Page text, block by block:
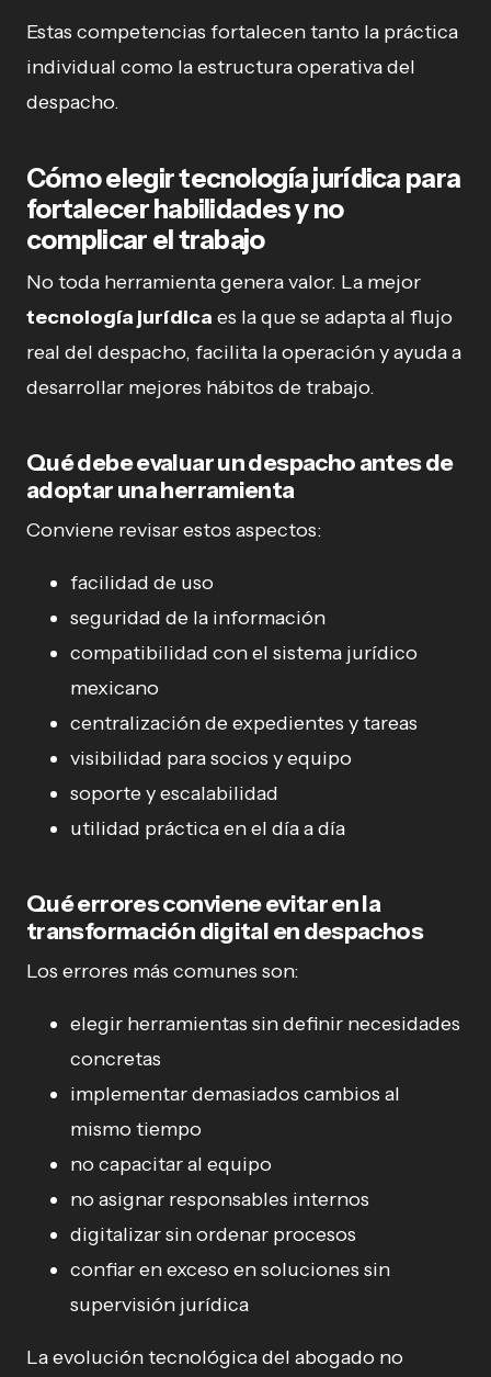
Estas competencias fortalecen tanto la práctica
individual como la estructura operativa del
despacho.
Cómo elegir tecnología jurídica para
fortalecer habilidades y no
complicar el trabajo
No toda herramienta genera valor. La mejor
tecnología jurídica es la que se adapta al flujo
real del despacho, facilita la operación y ayuda a
desarrollar mejores hábitos de trabajo.
Qué debe evaluar un despacho antes de
adoptar una herramienta
Conviene revisar estos aspectos:
facilidad de uso
seguridad de la información
compatibilidad con el sistema jurídico
mexicano
centralización de expedientes y tareas
visibilidad para socios y equipo
soporte y escalabilidad
utilidad práctica en el día a día
Qué errores conviene evitar en la
transformación digital en despachos
Los errores más comunes son:
elegir herramientas sin definir necesidades
concretas
implementar demasiados cambios al
mismo tiempo
no capacitar al equipo
no asignar responsables internos
digitalizar sin ordenar procesos
confiar en exceso en soluciones sin
supervisión jurídica
La evolución tecnológica del abogado no